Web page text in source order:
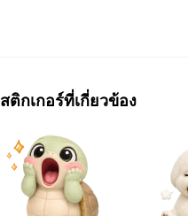
สติกเกอร์ที่เกี่ยวข้อง